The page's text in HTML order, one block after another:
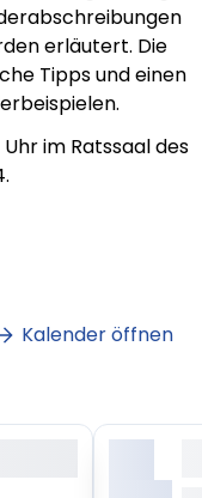
erläutert. Die
Tipps und einen
im Ratssaal des
Kalender öffnen
X.